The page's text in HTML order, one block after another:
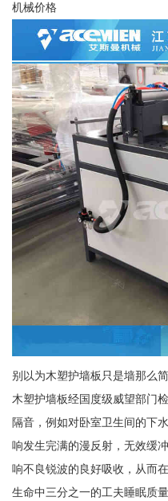
机械价格
别以为木塑护墙板只是墙那
木塑护墙板经国度级威望部门
隔音，例如对卧室卫生间的下
响发生完满的漫反射，无效缓
响不良锐波的良好吸收，从而
生命中三分之一的工夫睡眠质量